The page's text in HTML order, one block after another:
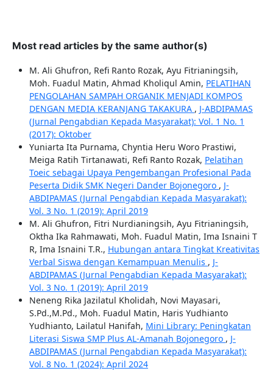
Most read articles by the same author(s)
M. Ali Ghufron, Refi Ranto Rozak, Ayu Fitrianingsih,
Moh. Fuadul Matin, Ahmad Kholiqul Amin, PELATIHAN
PENGOLAHAN SAMPAH ORGANIK MENJADI KOMPOS
DENGAN MEDIA KERANJANG TAKAKURA , J-ABDIPAMAS
(Jurnal Pengabdian Kepada Masyarakat): Vol. 1 No. 1
(2017): Oktober
Yuniarta Ita Purnama, Chyntia Heru Woro Prastiwi,
Meiga Ratih Tirtanawati, Refi Ranto Rozak, Pelatihan
Toeic sebagai Upaya Pengembangan Profesional Pada
Peserta Didik SMK Negeri Dander Bojonegoro , J-
ABDIPAMAS (Jurnal Pengabdian Kepada Masyarakat):
Vol. 3 No. 1 (2019): April 2019
M. Ali Ghufron, Fitri Nurdianingsih, Ayu Fitrianingsih,
Oktha Ika Rahmawati, Moh. Fuadul Matin, Ima Isnaini T
R, Ima Isnaini T.R., Hubungan antara Tingkat Kreativitas
Verbal Siswa dengan Kemampuan Menulis , J-
ABDIPAMAS (Jurnal Pengabdian Kepada Masyarakat):
Vol. 3 No. 1 (2019): April 2019
Neneng Rika Jazilatul Kholidah, Novi Mayasari,
S.Pd.,M.Pd., Moh. Fuadul Matin, Haris Yudhianto
Yudhianto, Lailatul Hanifah, Mini Library: Peningkatan
Literasi Siswa SMP Plus AL-Amanah Bojonegoro , J-
ABDIPAMAS (Jurnal Pengabdian Kepada Masyarakat):
Vol. 8 No. 1 (2024): April 2024